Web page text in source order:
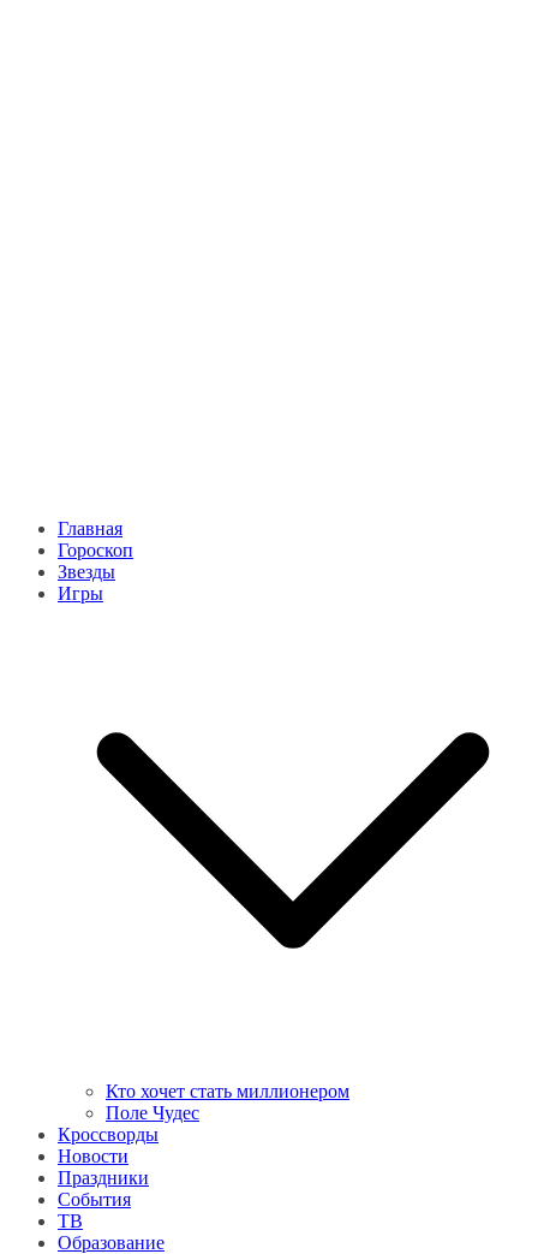
Главная
Гороскоп
Звезды
Игры
Кто хочет стать миллионером
Поле Чудес
Кроссворды
Новости
Праздники
События
ТВ
Образование